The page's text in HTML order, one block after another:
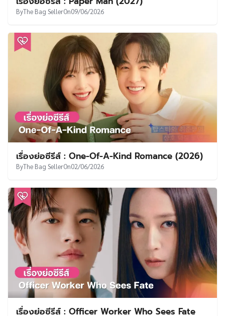
เรื่องย่อซีรีส์ : Love on the Menu (2026)
The Bag SellerOn 09/06/2026
เรื่องย่อซีรีส์ : Paper Man (2027)
By The Bag Seller On09/06/2026